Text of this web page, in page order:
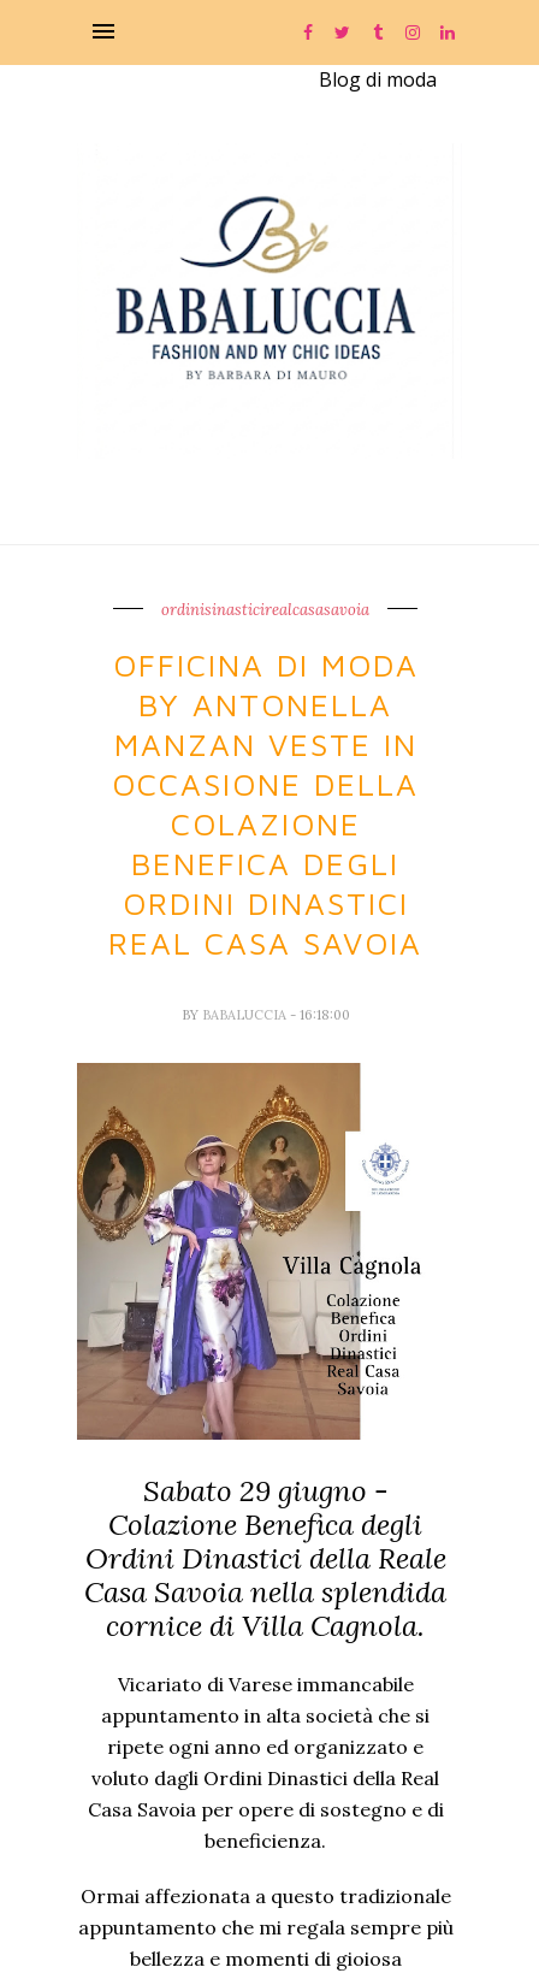
Blog di moda
ordinisinasticirealcasasavoia
OFFICINA DI MODA
BY ANTONELLA
MANZAN VESTE IN
OCCASIONE DELLA
COLAZIONE
BENEFICA DEGLI
ORDINI DINASTICI
REAL CASA SAVOIA
BY BABALUCCIA - 16:18:00
Sabato 29 giugno -
Colazione Benefica degli
Ordini Dinastici della Reale
Casa Savoia nella splendida
cornice di Villa Cagnola.
Vicariato di Varese immancabile
appuntamento in alta società che si
ripete ogni anno ed organizzato e
voluto dagli Ordini Dinastici della Real
Casa Savoia per opere di sostegno e di
beneficienza.
Ormai affezionata a questo tradizionale
appuntamento che mi regala sempre più
bellezza e momenti di gioiosa